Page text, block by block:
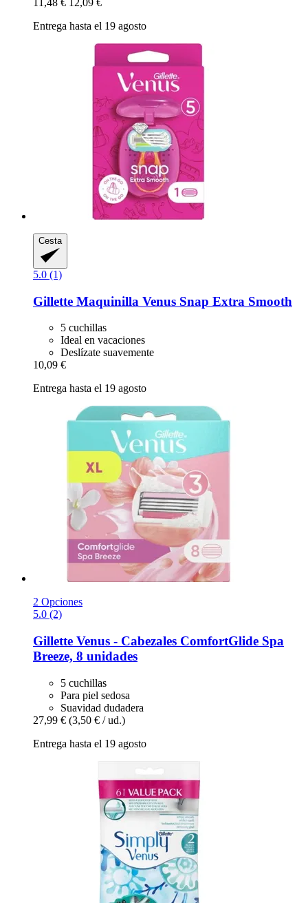
11,48 € 12,09 €
Entrega hasta el 19 agosto
Cesta
5.0 (1)
Gillette Maquinilla Venus Snap Extra Smooth
5 cuchillas
Ideal en vacaciones
Deslízate suavemente
10,09 €
Entrega hasta el 19 agosto
2 Opciones
5.0 (2)
Gillette Venus -​ Cabezales ComfortGlide Spa
Breeze, 8 unidades
5 cuchillas
Para piel sedosa
Suavidad dudadera
27,99 € (3,50 € / ud.)
Entrega hasta el 19 agosto